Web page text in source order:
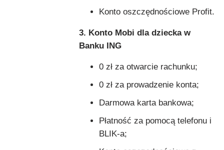
Konto oszczędnościowe Profit.
3. Konto Mobi dla dziecka w
Banku ING
0 zł za otwarcie rachunku;
0 zł za prowadzenie konta;
Darmowa karta bankowa;
Płatność za pomocą telefonu i
BLIK-a;